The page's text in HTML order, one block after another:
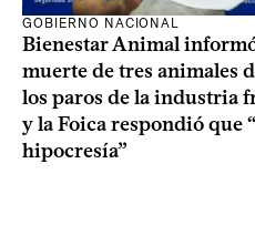
GOBIERNO NACIONAL
Bienestar Animal
muerte de tres animales
los paros de la industria
y la Foica respondió que
hipocresía”